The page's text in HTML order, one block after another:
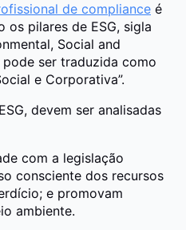
de compliance é
os pilares de ESG, sigla
Social and
ser traduzida como
e Corporativa”.
devem ser analisadas
com a legislação
consciente dos recursos
e promovam
ambiente.